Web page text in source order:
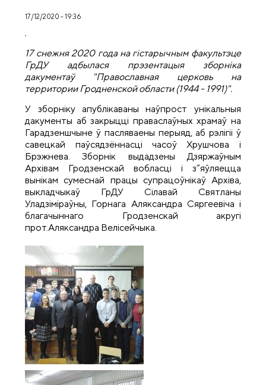
17/12/2020 - 19:36
17 снежня 2020 года на гістарычным факультэцe
ГрДУ адбылася прэзентацыя зборніка
дакументаў "Православная церковь на
территории Гродненской области (1944 - 1991)".
У зборніку апублікаваны наўпрост унікальныя
дакументы аб закрыцці праваслаўных храмаў на
Гарадзеншчыне ў пасляваены перыяд, аб рэлігіі ў
савецкай паўсядзённасці часоў Хрушчова і
Брэжнева. Зборнік выдадзены Дзяржаўным
Архівам Гродзенскай вобласці і з”яўляецца
вынікам сумеснай працы супрацоўнікаў Архіва,
выкладчыкаў ГрДУ Сілавай Святланы
Уладзіміраўны, Горнага Аляксандра Сяргеевіча і
благачыннаго Гродзенскай акругі
прот.Аляксандра Велісейчыка.